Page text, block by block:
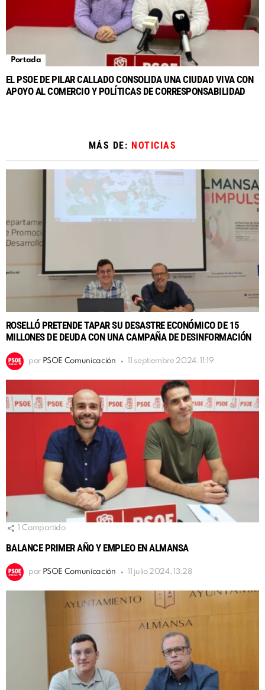
Portada
EL PSOE DE PILAR CALLADO CONSOLIDA UNA CIUDAD VIVA CON
APOYO AL COMERCIO Y POLÍTICAS DE CORRESPONSABILIDAD
MÁS DE: NOTICIAS
ROSELLÓ PRETENDE TAPAR SU DESASTRE ECONÓMICO DE 15
MILLONES DE DEUDA CON UNA CAMPAÑA DE DESINFORMACIÓN
por PSOE Comunicación 11 septiembre 2024, 11:19
Compartido
BALANCE PRIMER AÑO Y EMPLEO EN ALMANSA
por PSOE Comunicación 11 julio 2024, 13:28